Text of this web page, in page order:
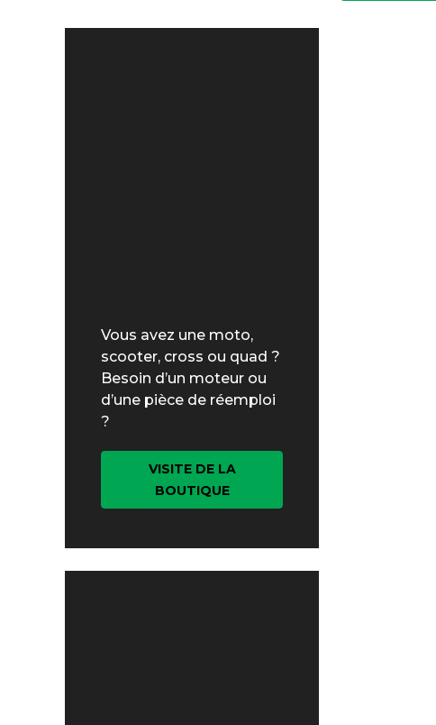
Vous avez une moto,
scooter, cross ou quad ?
Besoin d’un moteur ou
d’une pièce de réemploi
?
VISITE DE LA
BOUTIQUE